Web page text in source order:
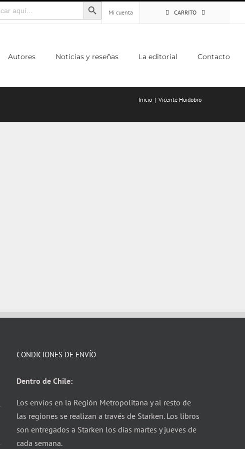
Mi cuenta
CARRITO
Autores Noticias y reseñas La editorial Contacto
Inicio Vicente Huidobro
CONDICIONES DE ENVÍO
Dentro de Chile:
Los envíos en la Región Metropolitana y al resto de
las regiones se realizan a través de Starken. Los libros
son entregados a Starken los días martes y jueves de
cada semana.